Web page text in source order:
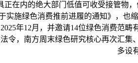
内的绝大部门低值可收受接管物，
实施绿色消费推前进履的通知》，
年12月，并邀请14位绿色消费范
令，南方周末绿色研究核心再次汇
多设